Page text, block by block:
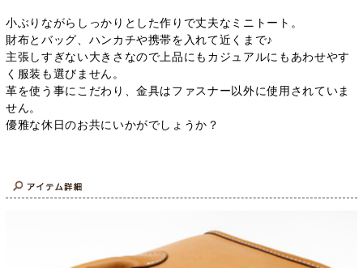
小ぶりながらしっかりとした作りで丈夫なミニトート。
財布とバッグ、ハンカチや携帯を入れて近くまで♪
主張しすぎない大きさなので上品にもカジュアルにもあわせやす
く服装も選びません。
革を使う事にこだわり、金具はファスナー以外に使用されていま
せん。
優雅な休日のお共にいかがでしょうか？